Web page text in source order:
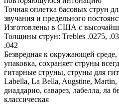
Точная оплетка басовых струн
звучания и предельного
Изготовлены в США с
Толщины струн: Trebles .0275,
.042
Безвредная к окружающей
упаковка, сохраняет струны
гитарные струны, струны для
Labella, La Bella, Augstine, Martin,
диаддарио, саварез, лабелла, ла
классическая